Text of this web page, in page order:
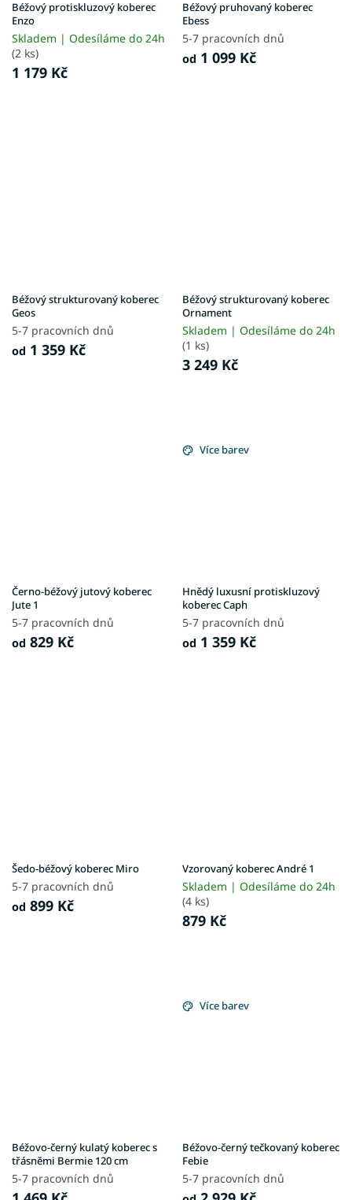
Béžový protiskluzový koberec
Enzo
Skladem | Odesíláme do 24h
(2 ks)
1 179 Kč
Béžový pruhovaný koberec
Ebess
5-7 pracovních dnů
od 1 099 Kč
Béžový strukturovaný koberec
Geos
5-7 pracovních dnů
od 1 359 Kč
Béžový strukturovaný koberec
Ornament
Skladem | Odesíláme do 24h
(1 ks)
3 249 Kč
Černo-béžový jutový koberec
Jute 1
5-7 pracovních dnů
od 829 Kč
Více barev
Hnědý luxusní protiskluzový
koberec Caph
5-7 pracovních dnů
od 1 359 Kč
Šedo-béžový koberec Miro
5-7 pracovních dnů
od 899 Kč
Vzorovaný koberec André 1
Skladem | Odesíláme do 24h
(4 ks)
879 Kč
Béžovo-černý kulatý koberec s
třásněmi Bermie 120 cm
5-7 pracovních dnů
Více barev
Béžovo-černý tečkovaný koberec
Febie
5-7 pracovních dnů